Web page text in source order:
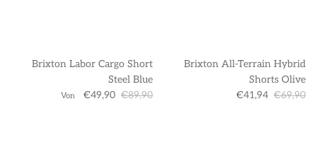
Brixton Labor Cargo Short
Steel Blue
Von €49,90 €89,90
Brixton All-Terrain Hybrid
Shorts Olive
€41,94 €69,90